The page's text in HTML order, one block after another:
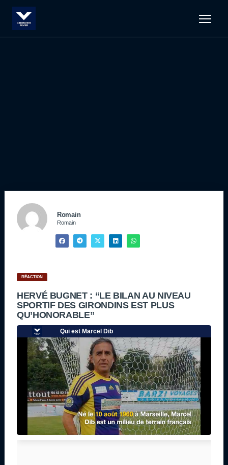
Romain
Romain
RÉACTION
HERVÉ BUGNET : “LE BILAN AU NIVEAU
SPORTIF DES GIRONDINS EST PLUS
QU’HONORABLE”